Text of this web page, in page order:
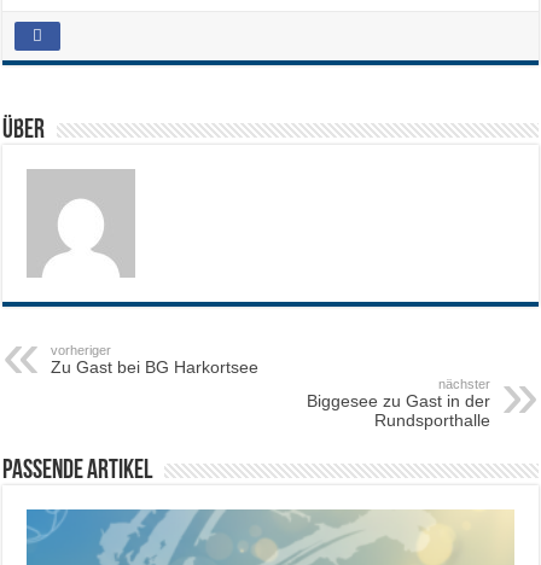
Über
vorheriger
Zu Gast bei BG Harkortsee​
nächster
Biggesee zu Gast in der
Rundsporthalle
Passende Artikel